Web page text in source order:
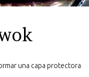
una capa protectora